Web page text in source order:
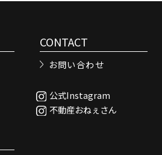
CONTACT
お問い合わせ
公式Instagram
不動産おねぇさん